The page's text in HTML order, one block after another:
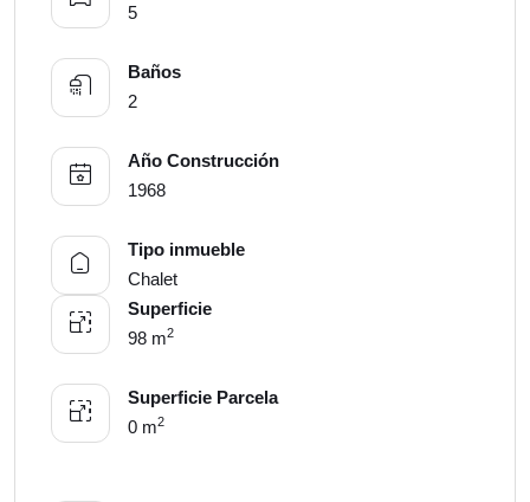
5
Baños
2
Año Construcción
1968
Tipo inmueble
Chalet
Superficie
98 m2
Superficie Parcela
0 m2